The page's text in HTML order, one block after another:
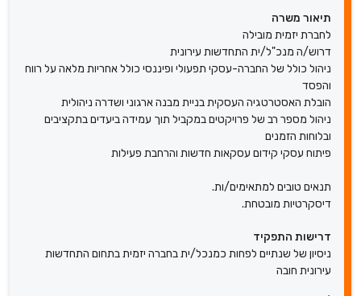
תיאור משרה
לחברת יזמית מובילה
דרוש/ה מנכ"ל/ית התחדשות עירונית
ניהול כולל של החברה-עסקי תפעולי ופיננסי כולל אחריות מלאה על רווח
והפסד
הובלת האסטרטגיה העסקית בניית מבנה ארגוני ושדרה ניהולית
ניהול מספר רב של פרויקטים במקביל תוך עמידה ביעדים בתקציבים
ובלוחות הזמנים
פיתוח עסקי קידום עסקאות חדשות והרחבת פעילות
תנאים טובים למתאימים/ות.
דיסקרטיות מובטחת.
דרישות התפקיד
ניסיון של שנתיים לפחות כמנכל/ית בחברה יזמית בתחום התחדשות
עירונית חובה